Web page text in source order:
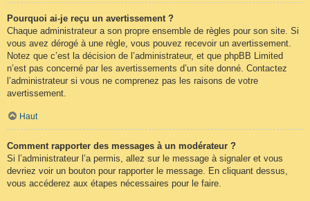
Pourquoi ai-je reçu un avertissement ?
Chaque administrateur a son propre ensemble de règles pour son site. Si
vous avez dérogé à une règle, vous pouvez recevoir un avertissement.
Notez que c’est la décision de l’administrateur, et que phpBB Limited
n’est pas concerné par les avertissements d’un site donné. Contactez
l’administrateur si vous ne comprenez pas les raisons de votre
avertissement.
Haut
Comment rapporter des messages à un modérateur ?
Si l’administrateur l’a permis, allez sur le message à signaler et vous
devriez voir un bouton pour rapporter le message. En cliquant dessus,
vous accéderez aux étapes nécessaires pour le faire.